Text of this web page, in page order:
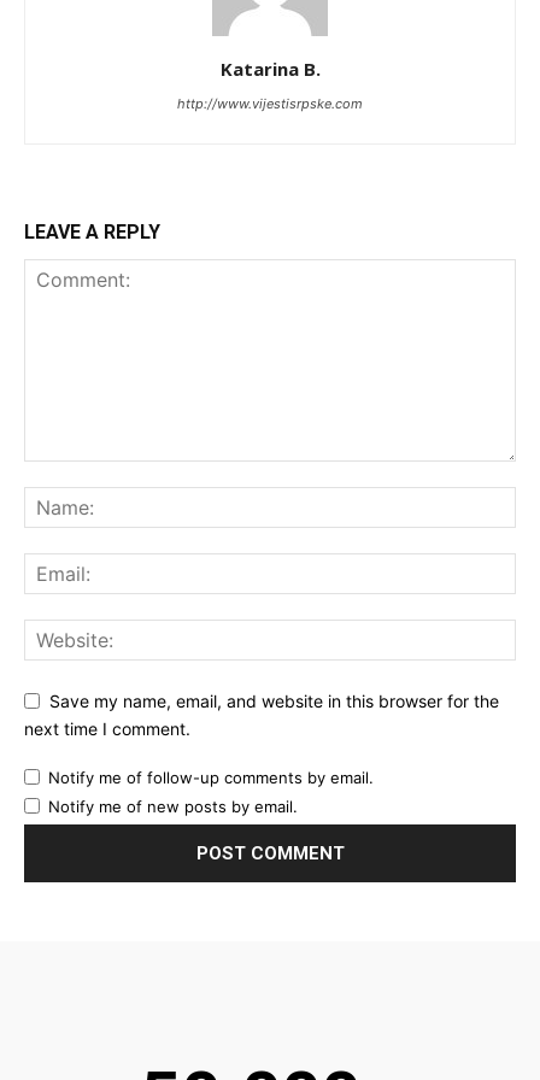
Katarina B.
http://www.vijestisrpske.com
LEAVE A REPLY
Save my name, email, and website in this browser for the
next time I comment.
Notify me of follow-up comments by email.
Notify me of new posts by email.